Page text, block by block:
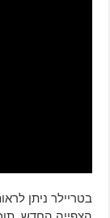
בטריילר ניתן